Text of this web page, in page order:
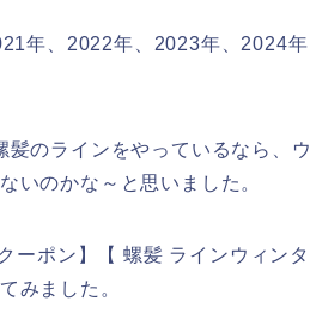
年、2022年、2023年、2024年
のラインをやっているなら、ウ
いのかな～と思いました。
ーポン】【 螺髪 ラインウィンタ
みました。